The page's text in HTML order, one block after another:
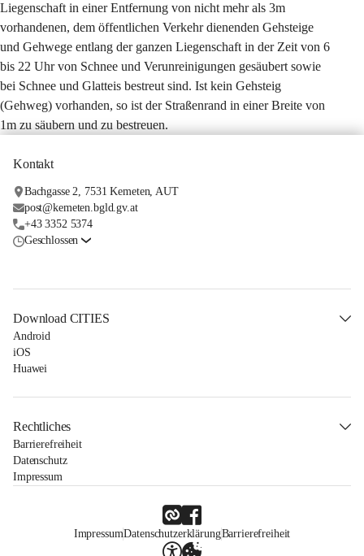
Liegenschaft in einer Entfernung von nicht mehr als 3m
vorhandenen, dem öffentlichen Verkehr dienenden Gehsteige
und Gehwege entlang der ganzen Liegenschaft in der Zeit von 6
bis 22 Uhr von Schnee und Verunreinigungen gesäubert sowie
bei Schnee und Glatteis bestreut sind. Ist kein Gehsteig
(Gehweg) vorhanden, so ist der Straßenrand in einer Breite von
1m zu säubern und zu bestreuen.
Kontakt
Bachgasse 2, 7531 Kemeten, AUT
post@kemeten.bgld.gv.at
+43 3352 5374
Geschlossen
Download CITIES
Android
iOS
Huawei
Rechtliches
Barrierefreiheit
Datenschutz
Impressum
ImpressumDatenschutzerklärungBarrierefreiheit